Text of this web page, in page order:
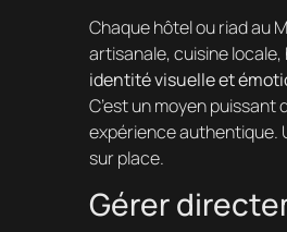
Chaque hôtel ou riad au
artisanale, cuisine
identité visuelle et
C’est un moyen puissant
expérience authentique.
sur place.
Gérer